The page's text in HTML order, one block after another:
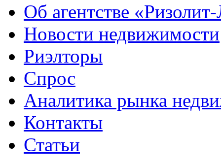
Об агентстве
Новости недвижимости
Риэлторы
Спрос
Аналитика рынка
Контакты
Статьи